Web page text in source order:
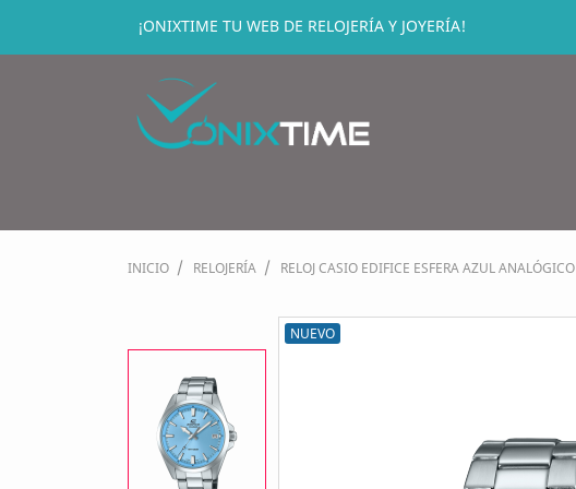
¡ONIXTIME TU WEB DE RELOJERÍA Y JOYERÍA!
INICIO RELOJERÍA RELOJ CASIO EDIFICE ESFERA AZUL ANALÓGICO
NUEVO